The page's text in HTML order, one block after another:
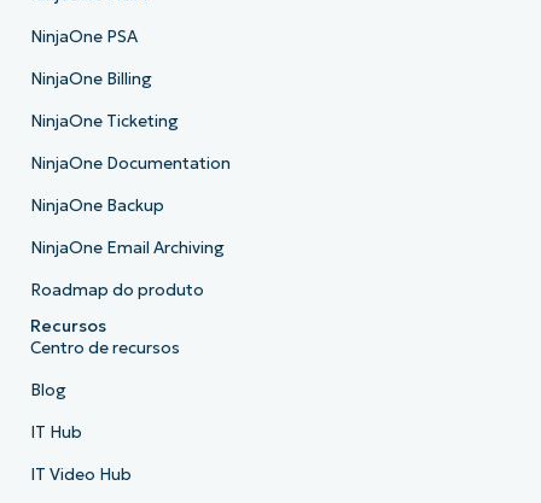
NinjaOne PSA
NinjaOne Billing
NinjaOne Ticketing
NinjaOne Documentation
NinjaOne Backup
NinjaOne Email Archiving
Roadmap do produto
Recursos
Centro de recursos
Blog
IT Hub
IT Video Hub